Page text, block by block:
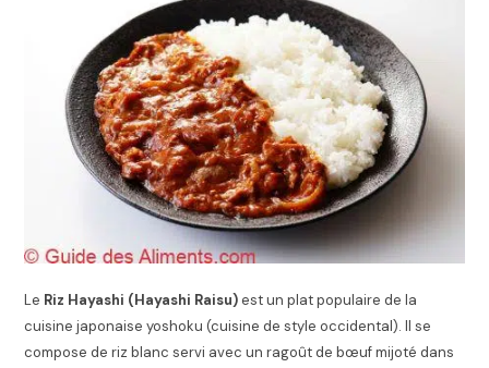
Le Riz Hayashi (Hayashi Raisu)est un plat populaire de la
cuisine japonaise yoshoku (cuisine de style occidental). Il se
compose de riz blanc servi avec un ragoût de bœuf mijoté dans